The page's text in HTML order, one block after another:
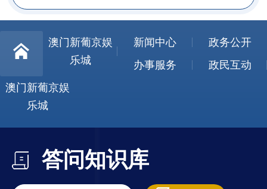
澳门新葡京娱
乐城
新闻中心
政务公开
办事服务
政民互动
澳门新葡京娱
乐城
答问知识库